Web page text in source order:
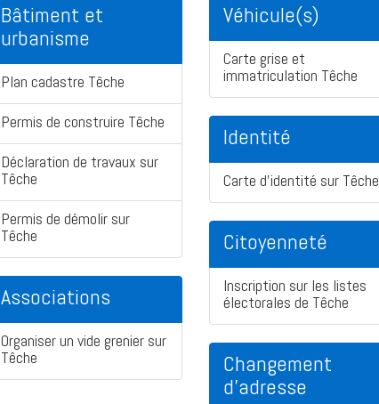
Bâtiment et
urbanisme
Plan cadastre Têche
Permis de construire Têche
Déclaration de travaux sur
Têche
Permis de démolir sur
Têche
Associations
Organiser un vide grenier sur
Têche
Véhicule(s)
Carte grise et
immatriculation Têche
Identité
Carte d'identité sur Têche
Citoyenneté
Inscription sur les listes
électorales de Têche
Changement
d'adresse